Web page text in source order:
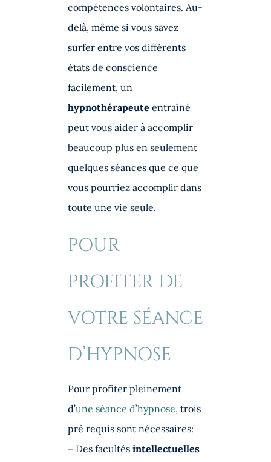
compétences volontaires. Au-
delà, même si vous savez
surfer entre vos différents
états de conscience
facilement, un
hypnothérapeute entraîné
peut vous aider à accomplir
beaucoup plus en seulement
quelques séances que ce que
vous pourriez accomplir dans
toute une vie seule.
POUR
PROFITER DE
VOTRE SÉANCE
D’HYPNOSE
Pour profiter pleinement
d’une séance d’hypnose, trois
pré requis sont nécessaires:
– Des facultés intellectuelles